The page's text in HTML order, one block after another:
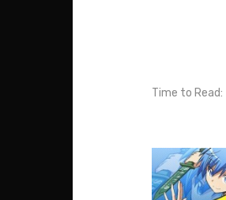
Time to Read: